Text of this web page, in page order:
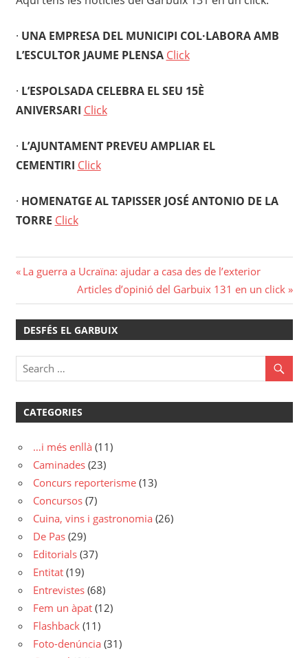
· UNA EMPRESA DEL MUNICIPI COL·LABORA AMB
L’ESCULTOR JAUME PLENSA Click
· L’ESPOLSADA CELEBRA EL SEU 15È
ANIVERSARI Click
· L’AJUNTAMENT PREVEU AMPLIAR EL
CEMENTIRI Click
· HOMENATGE AL TAPISSER JOSÉ ANTONIO DE LA
TORRE Click
Navegació
d'entrades
Previous
La guerra a Ucraïna: ajudar a casa des de l’exterior
Next
Post:
Articles d’opinió del Garbuix 131 en un click
DESFÉS EL GARBUIX
CATEGORIES
…i més enllà (11)
Caminades (23)
Concurs reporterisme (13)
Concursos (7)
Cuina, vins i gastronomia (26)
De Pas (29)
Editorials (37)
Entitat (19)
Entrevistes (68)
Fem un àpat (12)
Flashback (11)
Foto-denúncia (31)